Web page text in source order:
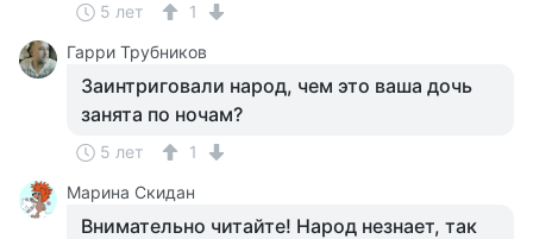
5 лет
1
Гарри Трубников
Заинтриговали народ, чем это ваша дочь
занята по ночам?
5 лет
1
Марина Скидан
Внимательно читайте! Народ незнает, так